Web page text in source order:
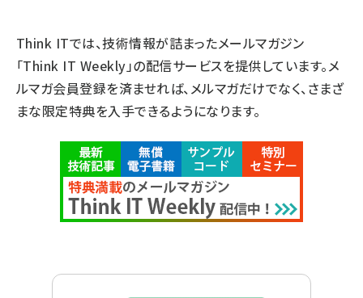
Think ITでは、技術情報が詰まったメールマガジン
「Think IT Weekly」の配信サービスを提供しています。メ
ルマガ会員登録を済ませれば、メルマガだけでなく、さまざ
まな限定特典を入手できるようになります。